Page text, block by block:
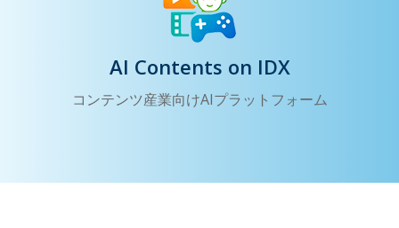
AI Contents on IDX
コンテンツ産業向けAIプラットフォーム